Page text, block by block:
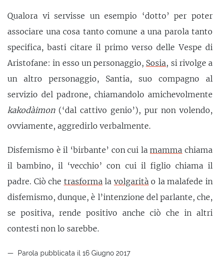
Qualora vi servisse un esempio ‘dotto’ per poter
associare una cosa tanto comune a una parola tanto
specifica, basti citare il primo verso delle Vespe di
Aristofane: in esso un personaggio, Sosia, si rivolge a
un altro personaggio, Santia, suo compagno al
servizio del padrone, chiamandolo amichevolmente
kakodàimon(‘dal cattivo genio’), pur non volendo,
ovviamente, aggredirlo verbalmente.
Disfemismo è il ‘birbante’ con cui lamamma chiama
il bambino, il ‘vecchio’ con cui il figlio chiama il
padre. Ciò che trasformala volgaritào la malafede in
disfemismo, dunque, è l’intenzione del parlante, che,
se positiva, rende positivo anche ciò che in altri
contesti non lo sarebbe.
Parola pubblicata il 16 Giugno 2017